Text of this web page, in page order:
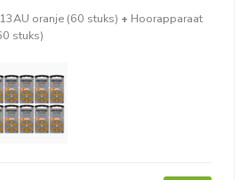
oranje (60 stuks) + Hoorapparaat
stuks)